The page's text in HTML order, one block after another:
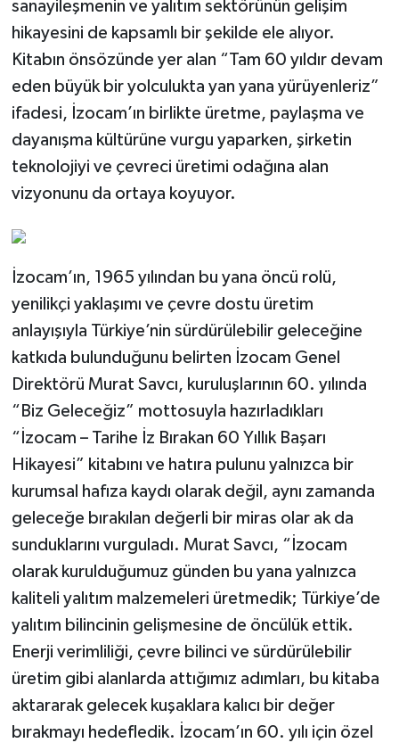
sanayileşmenin ve yalıtım sektörünün gelişim
hikayesini de kapsamlı bir şekilde ele alıyor.
Kitabın önsözünde yer alan “Tam 60 yıldır devam
eden büyük bir yolculukta yan yana yürüyenleriz”
ifadesi, İzocam’ın birlikte üretme, paylaşma ve
dayanışma kültürüne vurgu yaparken, şirketin
teknolojiyi ve çevreci üretimi odağına alan
vizyonunu da ortaya koyuyor.
İzocam’ın, 1965 yılından bu yana öncü rolü,
yenilikçi yaklaşımı ve çevre dostu üretim
anlayışıyla Türkiye’nin sürdürülebilir geleceğine
katkıda bulunduğunu belirten İzocam Genel
Direktörü Murat Savcı, kuruluşlarının 60. yılında
“Biz Geleceğiz” mottosuyla hazırladıkları
“İzocam – Tarihe İz Bırakan 60 Yıllık Başarı
Hikayesi” kitabını ve hatıra pulunu yalnızca bir
kurumsal hafıza kaydı olarak değil, aynı zamanda
geleceğe bırakılan değerli bir miras olar ak da
sunduklarını vurguladı. Murat Savcı, “İzocam
olarak kurulduğumuz günden bu yana yalnızca
kaliteli yalıtım malzemeleri üretmedik; Türkiye’de
yalıtım bilincinin gelişmesine de öncülük ettik.
Enerji verimliliği, çevre bilinci ve sürdürülebilir
üretim gibi alanlarda attığımız adımları, bu kitaba
aktararak gelecek kuşaklara kalıcı bir değer
bırakmayı hedefledik. İzocam’ın 60. yılı için özel